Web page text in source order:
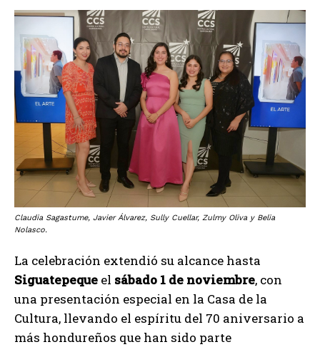
Claudia Sagastume, Javier Álvarez, Sully Cuellar, Zulmy Oliva y Belia
Nolasco.
La celebración extendió su alcance hasta
Siguatepeque el sábado 1 de noviembre, con
una presentación especial en la Casa de la
Cultura, llevando el espíritu del 70 aniversario a
más hondureños que han sido parte